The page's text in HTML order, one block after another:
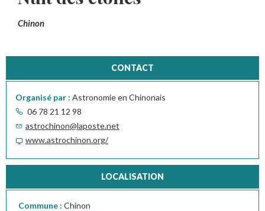
Chinon
CONTACT
Organisé par : Astronomie en Chinonais
06 78 21 12 98
astrochinon@laposte.net
www.astrochinon.org/
LOCALISATION
Commune : Chinon